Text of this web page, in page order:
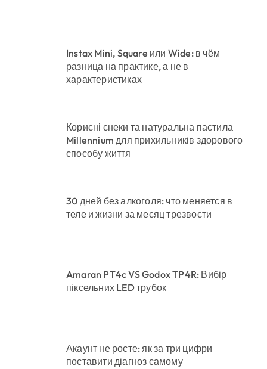
Instax Mini, Square или Wide: в чём
разница на практике, а не в
характеристиках
Корисні снеки та натуральна пастила
Millennium для прихильників здорового
способу життя
30 дней без алкоголя: что меняется в
теле и жизни за месяц трезвости
Amaran PT4c VS Godox TP4R: Вибір
піксельних LED трубок
Акаунт не росте: як за три цифри
поставити діагноз самому